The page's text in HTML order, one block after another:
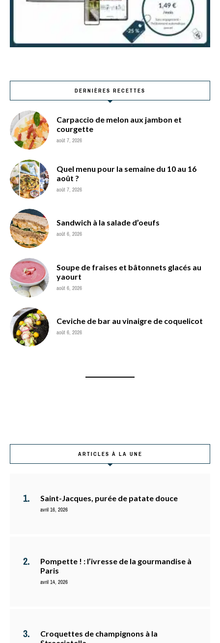
DERNIÈRES RECETTES
Carpaccio de melon aux jambon et
courgette
août 7, 2026
Quel menu pour la semaine du 10 au 16
août ?
août 7, 2026
Sandwich à la salade d’oeufs
août 6, 2026
Soupe de fraises et bâtonnets glacés au
yaourt
août 6, 2026
Ceviche de bar au vinaigre de coquelicot
août 6, 2026
ARTICLES À LA UNE
Saint-Jacques, purée de patate douce
avril 16, 2026
Pompette ! : l’ivresse de la gourmandise à
Paris
avril 14, 2026
Croquettes de champignons à la